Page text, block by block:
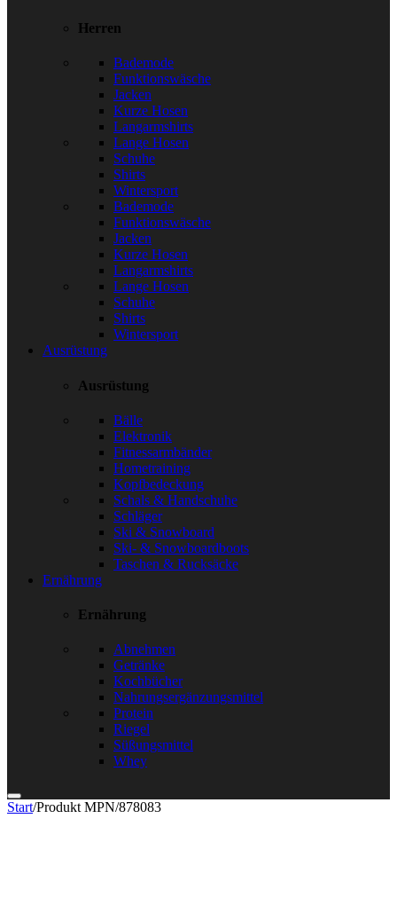
Herren
Bademode
Funktionswäsche
Jacken
Kurze Hosen
Langarmshirts
Lange Hosen
Schuhe
Shirts
Wintersport
Bademode
Funktionswäsche
Jacken
Kurze Hosen
Langarmshirts
Lange Hosen
Schuhe
Shirts
Wintersport
Ausrüstung
Ausrüstung
Bälle
Elektronik
Fitnessarmbänder
Hometraining
Kopfbedeckung
Schals & Handschuhe
Schläger
Ski & Snowboard
Ski- & Snowboardboots
Taschen & Rucksäcke
Ernährung
Ernährung
Abnehmen
Getränke
Kochbücher
Nahrungsergänzungsmittel
Protein
Riegel
Süßungsmittel
Whey
Start/Produkt MPN/878083